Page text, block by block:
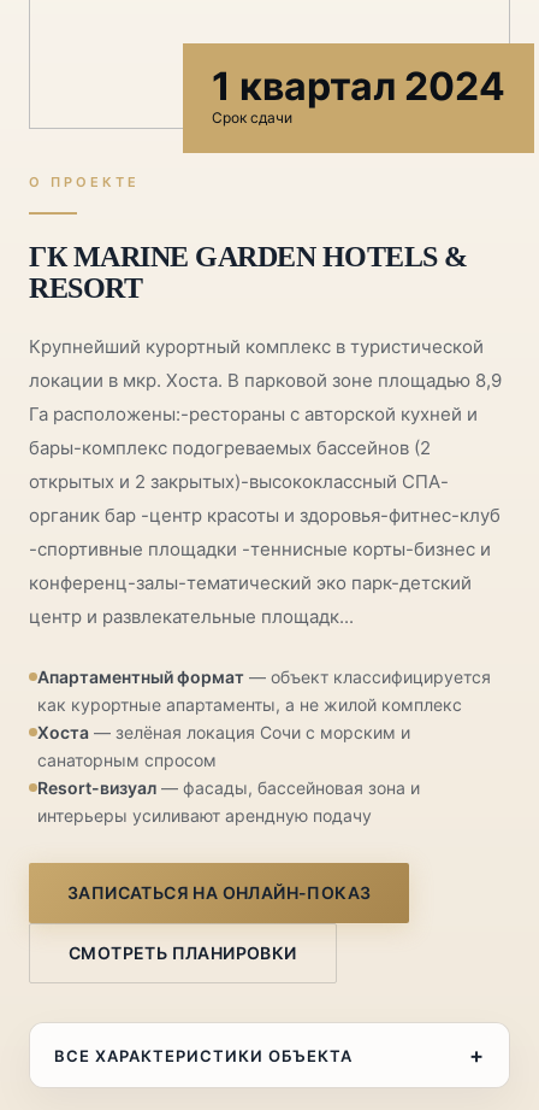
1 квартал 2024
Срок сдачи
О ПРОЕКТЕ
ГК MARINE GARDEN HOTELS &
RESORT
Крупнейший курортный комплекс в туристической
локации в мкр. Хоста. В парковой зоне площадью 8,9
Га расположены:-рестораны с авторской кухней и
бары-комплекс подогреваемых бассейнов (2
открытых и 2 закрытых)-высококлассный СПА-
органик бар -центр красоты и здоровья-фитнес-клуб
-спортивные площадки -теннисные корты-бизнес и
конференц-залы-тематический эко парк-детский
центр и развлекательные площадк...
Апартаментный формат — объект классифицируется
как курортные апартаменты, а не жилой комплекс
Хоста — зелёная локация Сочи с морским и
санаторным спросом
Resort-визуал — фасады, бассейновая зона и
интерьеры усиливают арендную подачу
ЗАПИСАТЬСЯ НА ОНЛАЙН-ПОКАЗ
СМОТРЕТЬ ПЛАНИРОВКИ
ВСЕ ХАРАКТЕРИСТИКИ ОБЪЕКТА +